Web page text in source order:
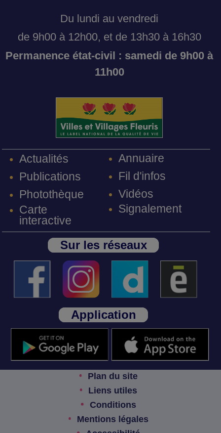
Du lundi au vendredi
de 9h00 à 12h00, et de 13h30 à 16h30
Permanence état-civil : samedi de 9h00 à
11h00
Actualités
Publications
Photothèque
Carte
interactive
Annuaire
Fil d'infos
Vidéos
Signalement
Sur les réseaux
Application
Plan du site
Liens utiles
Conditions
Mentions légales